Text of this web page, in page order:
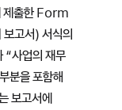
제출한 Form
고서) 서식의
“사업의 재무
분을 포함해
보고서에